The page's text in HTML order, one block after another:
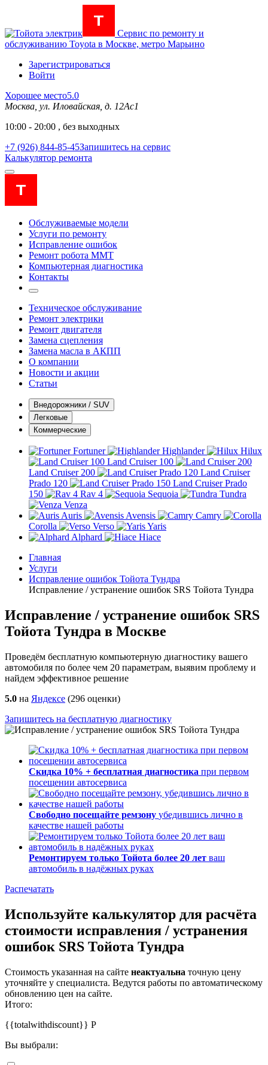
Сервис по ремонту и
обслуживанию Toyota в Москве, метро Марьино
Зарегистрироваться
Войти
Хорошее место5.0
Москва, ул. Иловайская, д. 12Ас1
10:00 - 20:00 , без выходных
+7 (926) 844-85-45Запишитесь на сервис
Калькулятор ремонта
Обслуживаемые модели
Услуги по ремонту
Исправление ошибок
Ремонт робота MMT
Компьютерная диагностика
Контакты
Техническое обслуживание
Ремонт электрики
Ремонт двигателя
Замена сцепления
Замена масла в АКПП
О компании
Новости и акции
Статьи
Внедорожники / SUV
Легковые
Коммерческие
Fortuner Highlander
Hilux
Land Cruiser 100
Land Cruiser 200
Land Cruiser
Prado 120
Land Cruiser Prado
150
Rav 4 Sequoia
Tundra
Venza
Auris
Avensis
Camry
Corolla
Verso
Yaris
Alphard
Hiace
Главная
Услуги
Исправление ошибок Тойота Тундра
Исправление / устранение ошибок SRS Тойота Тундра
Исправление / устранение ошибок SRS
Тойота Тундра в Москве
Проведём бесплатную компьютерную диагностику вашего
автомобиля по более чем 20 параметрам, выявим проблему и
найдем эффективное решение
5.0 на Яндексе (296 оценки)
Запишитесь на бесплатную диагностику
Скидка 10% + бесплатная диагностика при первом
посещении автосервиса
Свободно посещайте ремзону убедившись лично в
качестве нашей работы
Ремонтируем только Тойота более 20 лет ваш
автомобиль в надёжных руках
Распечатать
Используйте калькулятор для расчёта
стоимости исправления / устранения
ошибок SRS Тойота Тундра
Стоимость указанная на сайте неактуальна точную цену
уточняйте у специалиста. Ведутся работы по автоматическому
обновлению цен на сайте.
Итого:
{{totalwithdiscount}} Р
Вы выбрали: